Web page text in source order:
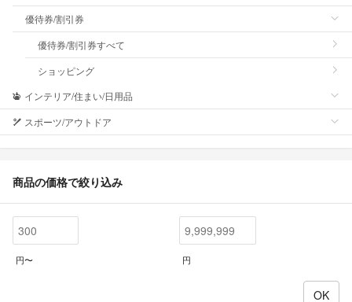
優待券/割引券
優待券/割引券すべて
ショッピング
インテリア/住まい/日用品
スポーツ/アウトドア
商品の価格で絞り込み
円〜 円